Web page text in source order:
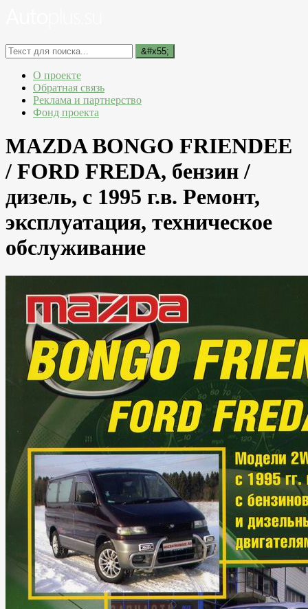
О проекте
Обратная связь
Реклама и партнерство
Фонд проекта
MAZDA BONGO FRIENDEE
/ FORD FREDA, бензин /
дизель, с 1995 г.в. Ремонт,
эксплуатация, техническое
обслуживание